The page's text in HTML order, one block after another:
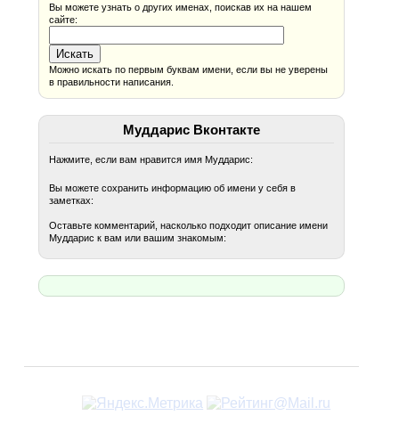
Вы можете узнать о других именах, поискав их на нашем
сайте:
Можно искать по первым буквам имени, если вы не уверены
в правильности написания.
Муддарис Вконтакте
Нажмите, если вам нравится имя Муддарис:
Вы можете сохранить информацию об имени у себя в
заметках:
Оставьте комментарий, насколько подходит описание имени
Муддарис к вам или вашим знакомым: